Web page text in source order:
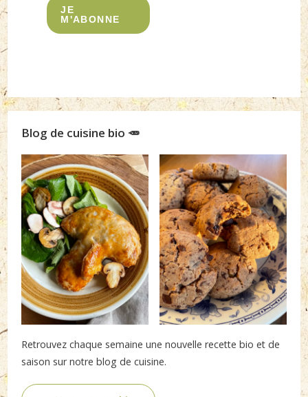
JE
M'ABONNE
Blog de cuisine bio 🥕
Retrouvez chaque semaine une nouvelle recette bio et de
saison sur notre blog de cuisine.